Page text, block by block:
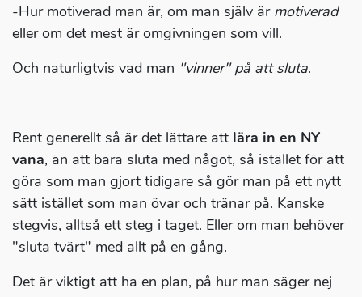
-Hur motiverad man är, om man själv är motiverad
eller om det mest är omgivningen som vill.
Och naturligtvis vad man "vinner" på att sluta.
Rent generellt så är det lättare att lära in en NY
vana, än att bara sluta med något, så istället för att
göra som man gjort tidigare så gör man på ett nytt
sätt istället som man övar och tränar på. Kanske
stegvis, alltså ett steg i taget. Eller om man behöver
"sluta tvärt" med allt på en gång.
Det är viktigt att ha en plan, på hur man säger nej